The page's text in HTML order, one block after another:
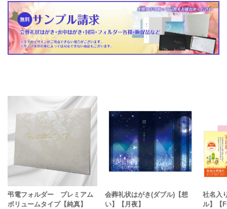
弔電フォルダー プレミアム
ボリュームタイプ【純真】
会葬礼状はがき(ダブル)【想
い】【月夜】
社名入
ル】【